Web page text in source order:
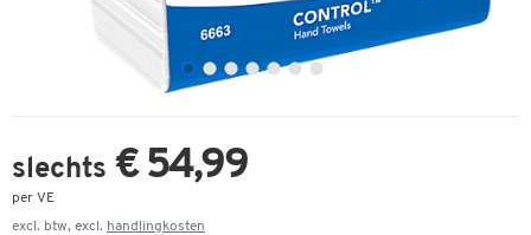
slechts € 54,99
per VE
excl. btw, excl. handlingkosten